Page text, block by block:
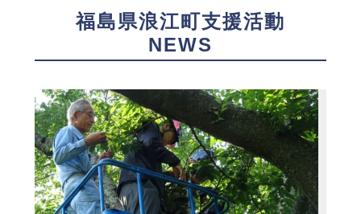
福島県浪江町支援活動
NEWS